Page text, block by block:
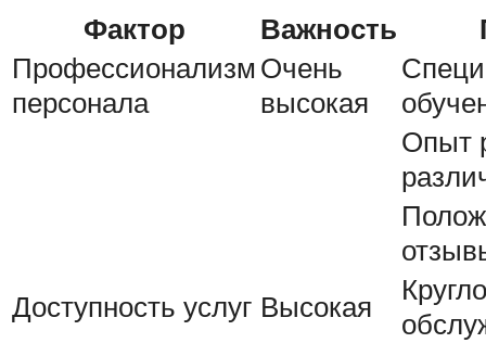
Фактор
Важность
Профессионализм
персонала
Очень
высокая
Опыт
Доступность услуг Высокая